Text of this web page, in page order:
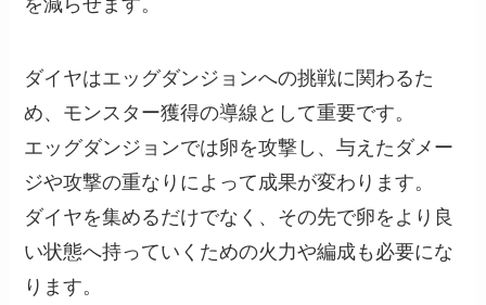
を減らせます。
ダイヤはエッグダンジョンへの挑戦に関わるた
め、モンスター獲得の導線として重要です。
エッグダンジョンでは卵を攻撃し、与えたダメー
ジや攻撃の重なりによって成果が変わります。
ダイヤを集めるだけでなく、その先で卵をより良
い状態へ持っていくための火力や編成も必要にな
ります。